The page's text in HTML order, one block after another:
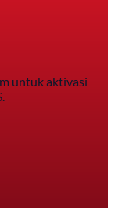
untuk aktivasi